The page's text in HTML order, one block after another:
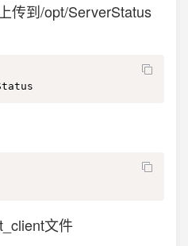
传到/opt/ServerStatus
文件